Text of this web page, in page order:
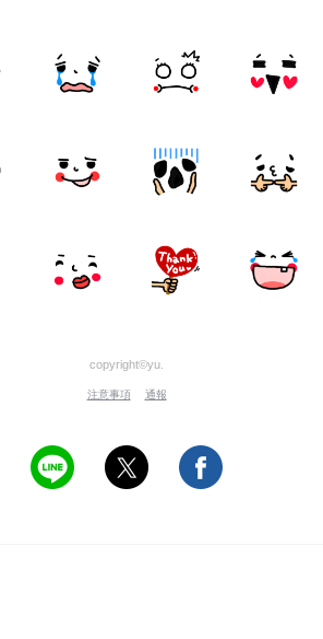
copyright©yu.
注意事項 通報